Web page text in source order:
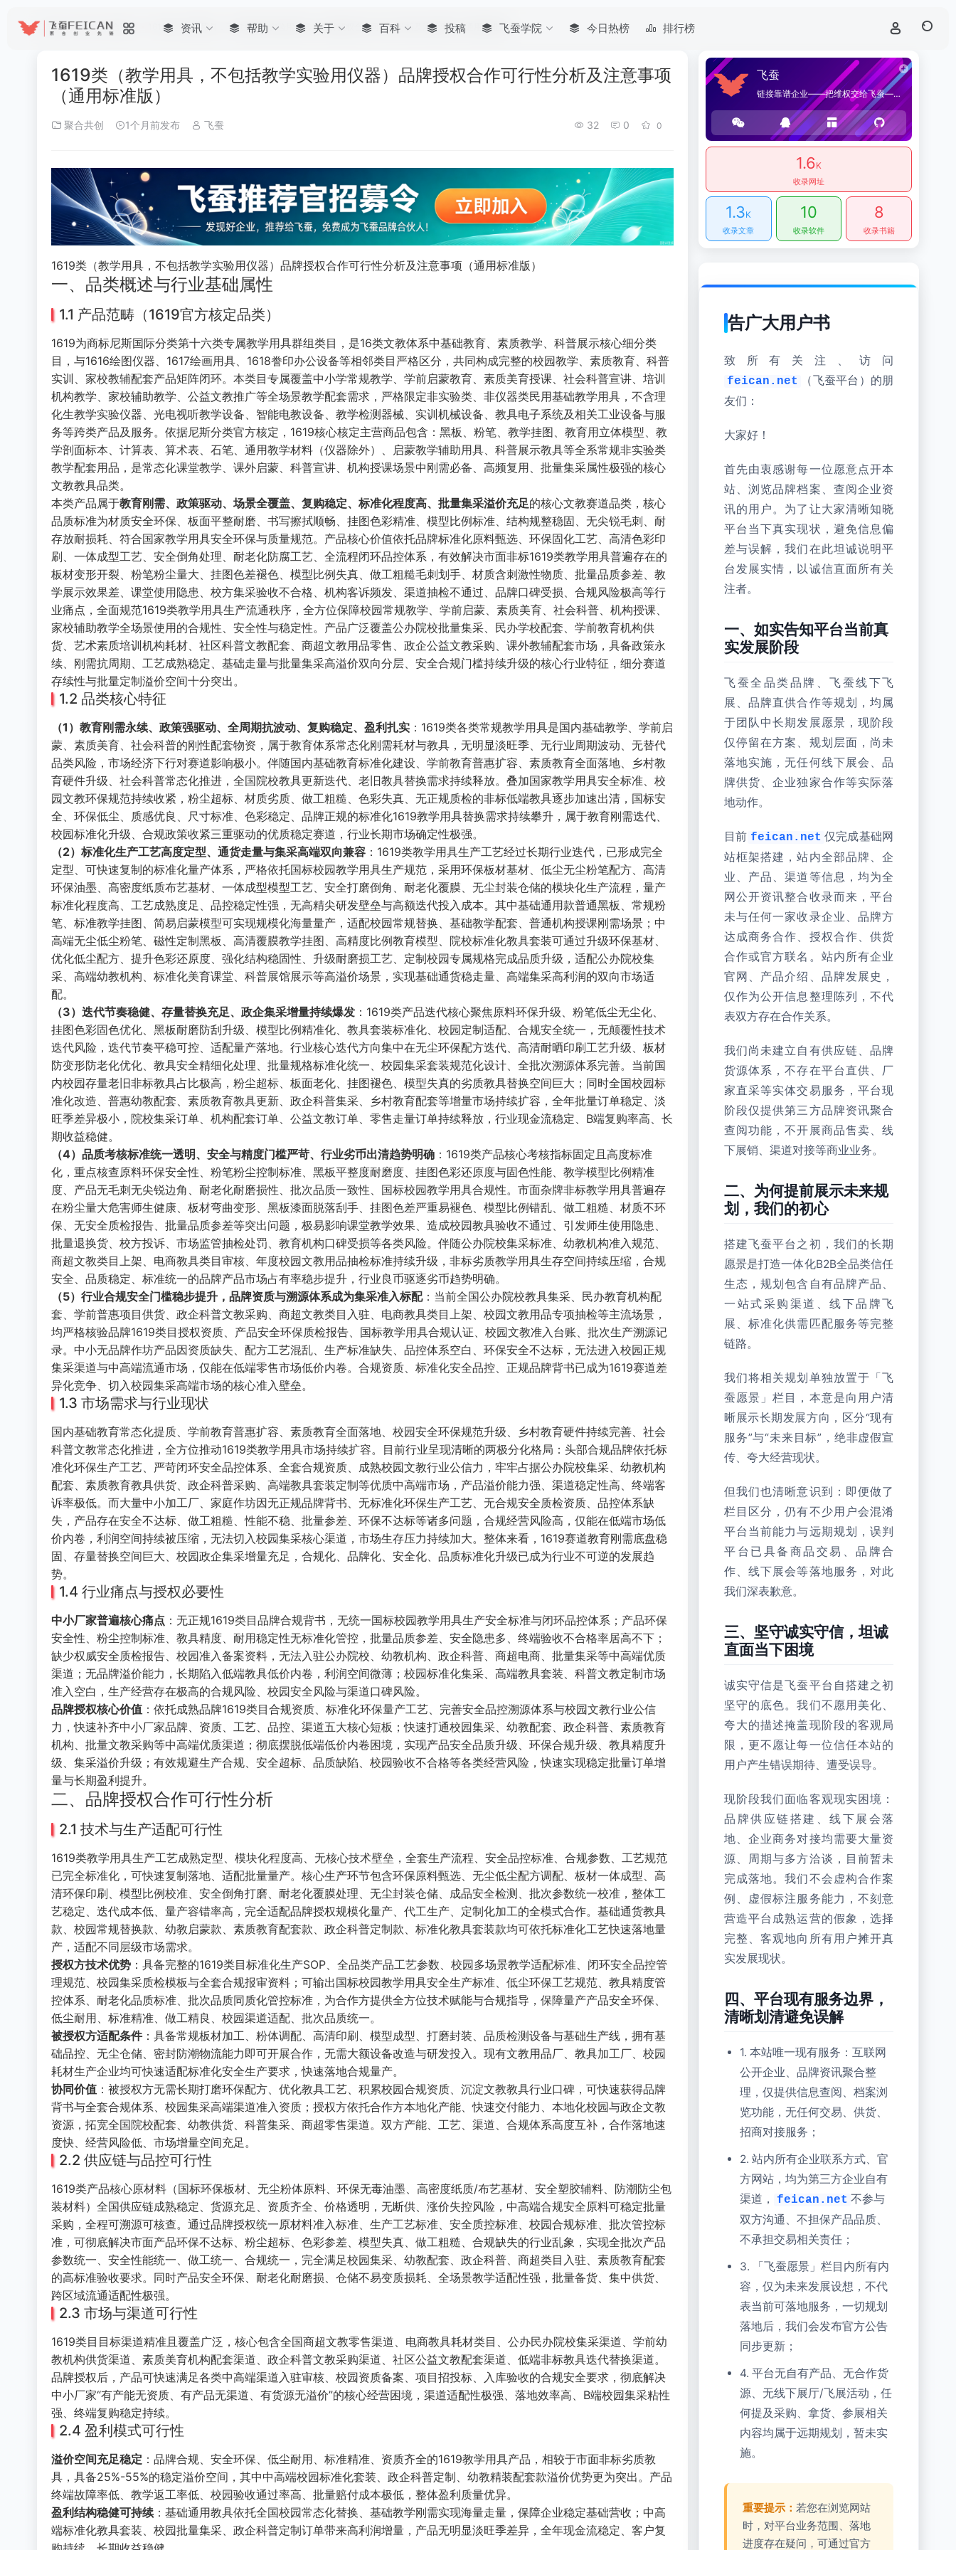
资讯 帮助 关于 百科 投稿 飞蚕学院 今日热榜 排行榜
首页 • 帮助 • 聚合共创 1619类（教学用具，不包括教学实验用仪器）品牌授权合作可行性分析及注意事项（通用标准版）
1619类（教学用具，不包括教学实验用仪器）品牌授权合作可行性分析及注意事项
（通用标准版）
聚合共创 1个月前发布 飞蚕 32 0 0
1619类（教学用具，不包括教学实验用仪器）品牌授权合作可行性分析及注意事项（通用标准版）
一、品类概述与行业基础属性
1.1 产品范畴（1619官方核定品类）
1619为商标尼斯国际分类第十六类专属教学用具群组类目，是16类文教体系中基础教育、素质教学、科普展示核心细分类
目，与1616绘图仪器、1617绘画用具、1618誊印办公设备等相邻类目严格区分，共同构成完整的校园教学、素质教育、科普
实训、家校教辅配套产品矩阵闭环。本类目专属覆盖中小学常规教学、学前启蒙教育、素质美育授课、社会科普宣讲、培训
机构教学、家校辅助教学、公益文教推广等全场景教学配套需求，严格限定非实验类、非仪器类民用基础教学用具，不含理
化生教学实验仪器、光电视听教学设备、智能电教设备、教学检测器械、实训机械设备、教具电子系统及相关工业设备与服
务等跨类产品及服务。依据尼斯分类官方核定，1619核心核定主营商品包含：黑板、粉笔、教学挂图、教育用立体模型、教
学剖面标本、计算表、算术表、石笔、通用教学材料（仪器除外）、启蒙教学辅助用具、科普展示教具等全系常规非实验类
教学配套用品，是常态化课堂教学、课外启蒙、科普宣讲、机构授课场景中刚需必备、高频复用、批量集采属性极强的核心
文教教具品类。
本类产品属于教育刚需、政策驱动、场景全覆盖、复购稳定、标准化程度高、批量集采溢价充足的核心文教赛道品类，核心
品质标准为材质安全环保、板面平整耐磨、书写擦拭顺畅、挂图色彩精准、模型比例标准、结构规整稳固、无尖锐毛刺、耐
存放耐损耗、符合国家教学用具安全环保与质量规范。产品核心价值依托品牌标准化原料甄选、环保固化工艺、高清色彩印
刷、一体成型工艺、安全倒角处理、耐老化防腐工艺、全流程闭环品控体系，有效解决市面非标1619类教学用具普遍存在的
板材变形开裂、粉笔粉尘量大、挂图色差褪色、模型比例失真、做工粗糙毛刺划手、材质含刺激性物质、批量品质参差、教
学展示效果差、课堂使用隐患、校方集采验收不合格、机构客诉频发、渠道抽检不通过、品牌口碑受损、合规风险极高等行
业痛点，全面规范1619类教学用具生产流通秩序，全方位保障校园常规教学、学前启蒙、素质美育、社会科普、机构授课、
家校辅助教学全场景使用的合规性、安全性与稳定性。产品广泛覆盖公办院校批量集采、民办学校配套、学前教育机构供
货、艺术素质培训机构耗材、社区科普文教配套、商超文教用品零售、政企公益文教采购、课外教辅配套市场，具备政策永
续、刚需抗周期、工艺成熟稳定、基础走量与批量集采高溢价双向分层、安全合规门槛持续升级的核心行业特征，细分赛道
存续性与批量定制溢价空间十分突出。
1.2 品类核心特征
（1）教育刚需永续、政策强驱动、全周期抗波动、复购稳定、盈利扎实 ：1619类各类常规教学用具是国内基础教学、学前启
蒙、素质美育、社会科普的刚性配套物资，属于教育体系常态化刚需耗材与教具，无明显淡旺季、无行业周期波动、无替代
品类风险，市场经济下行对赛道影响极小。伴随国内基础教育标准化建设、学前教育普惠扩容、素质教育全面落地、乡村教
育硬件升级、社会科普常态化推进，全国院校教具更新迭代、老旧教具替换需求持续释放。叠加国家教学用具安全标准、校
园文教环保规范持续收紧，粉尘超标、材质劣质、做工粗糙、色彩失真、无正规质检的非标低端教具逐步加速出清，国标安
全、环保低尘、质感优良、尺寸标准、色彩稳定、品牌正规的标准化1619教学用具替换需求持续攀升，属于教育刚需迭代、
校园标准化升级、合规政策收紧三重驱动的优质稳定赛道，行业长期市场确定性极强。
（2）标准化生产工艺高度定型、通货走量与集采高端双向兼容 ：1619类教学用具生产工艺经过长期行业迭代，已形成完全
定型、可快速复制的标准化量产体系，严格依托国标校园教学用具生产规范，采用环保板材基材、低尘无尘粉笔配方、高清
环保油墨、高密度纸质布艺基材、一体成型模型工艺、安全打磨倒角、耐老化覆膜、无尘封装仓储的模块化生产流程，量产
标准化程度高、工艺成熟度足、品控稳定性强，无高精尖研发壁垒与高额迭代投入成本。其中基础通用款普通黑板、常规粉
笔、标准教学挂图、简易启蒙模型可实现规模化海量量产，适配校园常规替换、基础教学配套、普通机构授课刚需场景；中
高端无尘低尘粉笔、磁性定制黑板、高清覆膜教学挂图、高精度比例教育模型、院校标准化教具套装可通过升级环保基材、
优化低尘配方、提升色彩还原度、强化结构稳固性、升级耐磨损工艺、定制校园专属规格完成品质升级，适配公办院校集
采、高端幼教机构、标准化美育课堂、科普展馆展示等高溢价场景，实现基础通货稳走量、高端集采高利润的双向市场适
配。
（3）迭代节奏稳健、存量替换充足、政企集采增量持续爆发 ：1619类产品迭代核心聚焦原料环保升级、粉笔低尘无尘化、
挂图色彩固色优化、黑板耐磨防刮升级、模型比例精准化、教具套装标准化、校园定制适配、合规安全统一，无颠覆性技术
迭代风险，迭代节奏平稳可控、适配量产落地。行业核心迭代方向集中在无尘环保配方迭代、高清耐晒印刷工艺升级、板材
防变形防老化优化、教具安全精细化处理、批量规格标准化统一、校园集采套装规范化设计、全批次溯源体系完善。当前国
内校园存量老旧非标教具占比极高，粉尘超标、板面老化、挂图褪色、模型失真的劣质教具替换空间巨大；同时全国校园标
准化改造、普惠幼教配套、素质教育教具更新、政企科普集采、乡村教育配套等增量市场持续扩容，全年批量订单稳定、淡
旺季差异极小，院校集采订单、机构配套订单、公益文教订单、零售走量订单持续释放，行业现金流稳定、B端复购率高、长
期收益稳健。
（4）品质考核标准统一透明、安全与精度门槛严苛、行业劣币出清趋势明确 ：1619类产品核心考核指标固定且高度标准
化，重点核查原料环保安全性、粉笔粉尘控制标准、黑板平整度耐磨度、挂图色彩还原度与固色性能、教学模型比例精准
度、产品无毛刺无尖锐边角、耐老化耐磨损性、批次品质一致性、国标校园教学用具合规性。市面杂牌非标教学用具普遍存
在粉尘量大危害师生健康、板材弯曲变形、黑板漆面脱落刮手、挂图色差严重易褪色、模型比例错乱、做工粗糙、材质不环
保、无安全质检报告、批量品质参差等突出问题，极易影响课堂教学效果、造成校园教具验收不通过、引发师生使用隐患、
批量退换货、校方投诉、市场监管抽检处罚、教育机构口碑受损等各类风险。伴随公办院校集采标准、幼教机构准入规范、
商超文教类目上架、电商教具类目审核、年度校园文教用品抽检标准持续升级，非标劣质教学用具生存空间持续压缩，合规
安全、品质稳定、标准统一的品牌产品市场占有率稳步提升，行业良币驱逐劣币趋势明确。
（5）行业合规安全门槛稳步提升，品牌资质与溯源体系成为集采准入标配：当前全国公办院校教具集采、民办教育机构配
套、学前普惠项目供货、政企科普文教采购、商超文教类目入驻、电商教具类目上架、校园文教用品专项抽检等主流场景，
均严格核验品牌1619类目授权资质、产品安全环保质检报告、国标教学用具合规认证、校园文教准入台账、批次生产溯源记
录。中小无品牌作坊产品因资质缺失、配方工艺混乱、生产标准缺失、品控体系空白、环保安全不达标，无法进入校园正规
集采渠道与中高端流通市场，仅能在低端零售市场低价内卷。合规资质、标准化安全品控、正规品牌背书已成为1619赛道差
异化竞争、切入校园集采高端市场的核心准入壁垒。
1.3 市场需求与行业现状
国内基础教育常态化提质、学前教育普惠扩容、素质教育全面落地、校园安全环保规范升级、乡村教育硬件持续完善、社会
科普文教常态化推进，全方位推动1619类教学用具市场持续扩容。目前行业呈现清晰的两极分化格局：头部合规品牌依托标
准化环保生产工艺、严苛闭环安全品控体系、全套合规资质、成熟校园文教行业公信力，牢牢占据公办院校集采、幼教机构
配套、素质教育教具供货、政企科普采购、高端教具套装定制等优质中高端市场，产品溢价能力强、渠道稳定性高、终端客
诉率极低。而大量中小加工厂、家庭作坊因无正规品牌背书、无标准化环保生产工艺、无合规安全质检资质、品控体系缺
失，产品存在安全不达标、做工粗糙、性能不稳、批量参差、环保不达标等诸多问题，合规经营风险高，仅能在低端市场低
价内卷，利润空间持续被压缩，无法切入校园集采核心渠道，市场生存压力持续加大。整体来看，1619赛道教育刚需底盘稳
固、存量替换空间巨大、校园政企集采增量充足，合规化、品牌化、安全化、品质标准化升级已成为行业不可逆的发展趋
势。
1.4 行业痛点与授权必要性
中小厂家普遍核心痛点 ：无正规1619类目品牌合规背书，无统一国标校园教学用具生产安全标准与闭环品控体系；产品环保
安全性、粉尘控制标准、教具精度、耐用稳定性无标准化管控，批量品质参差、安全隐患多、终端验收不合格率居高不下；
缺少权威安全质检报告、校园准入备案资料，无法入驻公办院校、幼教机构、政企科普、商超电商、批量集采等中高端优质
渠道；无品牌溢价能力，长期陷入低端教具低价内卷，利润空间微薄；校园标准化集采、高端教具套装、科普文教定制市场
准入空白，生产经营存在极高的合规风险、校园安全风险与渠道口碑风险。
品牌授权核心价值 ：依托成熟品牌1619类目合规资质、标准化环保量产工艺、完善安全品控溯源体系与校园文教行业公信
力，快速补齐中小厂家品牌、资质、工艺、品控、渠道五大核心短板；快速打通校园集采、幼教配套、政企科普、素质教育
机构、批量文教采购等中高端优质渠道；彻底摆脱低端低价内卷困境，实现产品安全品质升级、环保合规升级、教具精度升
级、集采溢价升级；有效规避生产合规、安全超标、品质缺陷、校园验收不合格等各类经营风险，快速实现稳定批量订单增
量与长期盈利提升。
二、品牌授权合作可行性分析
2.1 技术与生产适配可行性
1619类教学用具生产工艺成熟定型、模块化程度高、无核心技术壁垒，全套生产流程、安全品控标准、合规参数、工艺规范
已完全标准化，可快速复制落地、适配批量量产。核心生产环节包含环保原料甄选、无尘低尘配方调配、板材一体成型、高
清环保印刷、模型比例校准、安全倒角打磨、耐老化覆膜处理、无尘封装仓储、成品安全检测、批次参数统一校准，整体工
艺稳定、迭代成本低、量产容错率高，完全适配品牌授权规模化量产、代工生产、定制化加工的全模式合作。基础通货教具
款、校园常规替换款、幼教启蒙款、素质教育配套款、政企科普定制款、标准化教具套装款均可依托标准化工艺快速落地量
产，适配不同层级市场需求。
授权方技术优势 ：具备完整的1619类目标准化生产SOP、全品类产品工艺参数、校园多场景教学适配标准、闭环安全品控管
理规范、校园集采质检模板与全套合规报审资料；可输出国标校园教学用具安全生产标准、低尘环保工艺规范、教具精度管
控体系、耐老化品质标准、批次品质同质化管控标准，为合作方提供全方位技术赋能与合规指导，保障量产产品安全环保、
低尘耐用、标准精准、做工精良、校园渠道适配、批次品质统一。
被授权方适配条件：具备常规板材加工、粉体调配、高清印刷、模型成型、打磨封装、品质检测设备与基础生产线，拥有基
础品控、无尘仓储、密封防潮物流能力即可开展合作，无需大额设备改造与研发投入。现有文教用品厂、教具加工厂、校园
耗材生产企业均可快速适配标准化安全生产要求，快速落地合规量产。
协同价值 ：被授权方无需长期打磨环保配方、优化教具工艺、积累校园合规资质、沉淀文教教具行业口碑，可快速获得品牌
背书与全套合规体系、校园集采高端渠道准入资质；授权方依托合作方本地化产能、快速交付能力、本地化校园与政企文教
资源，拓宽全国院校配套、幼教供货、科普集采、商超零售渠道。双方产能、工艺、渠道、合规体系高度互补，合作落地速
度快、经营风险低、市场增量空间充足。
2.2 供应链与品控可行性
1619类产品核心原材料（国标环保板材、无尘粉体原料、环保无毒油墨、高密度纸质/布艺基材、安全塑胶辅料、防潮防尘包
装材料）全国供应链成熟稳定、货源充足、资质齐全、价格透明，无断供、涨价失控风险，中高端合规安全原料可稳定批量
采购，全程可溯源可核查。通过品牌授权统一原材料准入标准、生产工艺标准、安全质控标准、校园合规标准、批次管控标
准，可彻底解决市面产品环保不达标、粉尘超标、色彩参差、模型失真、做工粗糙、合规缺失的行业乱象，实现全批次产品
参数统一、安全性能统一、做工统一、合规统一，完全满足校园集采、幼教配套、政企科普、商超类目入驻、素质教育配套
的高标准验收要求。同时产品安全环保、耐老化耐磨损、仓储不易变质损耗、全场景教学适配性强，批量备货、集中供货、
跨区域流通适配性极强。
2.3 市场与渠道可行性
1619类目目标渠道精准且覆盖广泛，核心包含全国商超文教零售渠道、电商教具耗材类目、公办民办院校集采渠道、学前幼
教机构供货渠道、素质美育机构配套渠道、政企科普文教采购渠道、社区公益文教配套渠道、低端非标教具迭代替换渠道。
品牌授权后，产品可快速满足各类中高端渠道入驻审核、校园资质备案、项目招投标、入库验收的合规安全要求，彻底解决
中小厂家“有产能无资质、有产品无渠道、有货源无溢价”的核心经营困境，渠道适配性极强、落地效率高、B端校园集采粘性
强、终端复购稳定持续。
2.4 盈利模式可行性
溢价空间充足稳定 ：品牌合规、安全环保、低尘耐用、标准精准、资质齐全的1619教学用具产品，相较于市面非标劣质教
具，具备25%-55%的稳定溢价空间，其中中高端校园标准化套装、政企科普定制、幼教精装配套款溢价优势更为突出。产品
终端故障率低、教学返工率低、校园验收通过率高、批量赔付成本极低，整体盈利质量优异。
盈利结构稳健可持续：基础通用教具依托全国校园常态化替换、基础教学刚需实现海量走量，保障企业稳定基础营收；中高
端标准化教具套装、校园批量集采、政企科普定制订单带来高利润增量，产品无明显淡旺季差异，全年现金流稳定、客户复
飞蚕
链接靠谱企业——把维权交给飞蚕——海桑贸易官方网站，提供优质企业导航和商品导购服务。
1.6K
收录网址
1.3K
收录文章
10
收录软件
8
收录书籍
告广大用户书
致所有关注、访问
feican.net
（飞蚕平台）的朋
友们：
大家好！
首先由衷感谢每一位愿意点开本
站、浏览品牌档案、查阅企业资
讯的用户。为了让大家清晰知晓
平台当下真实现状，避免信息偏
差与误解，我们在此坦诚说明平
台发展实情，以诚信直面所有关
注者。
一、如实告知平台当前真
实发展阶段
飞蚕全品类品牌、飞蚕线下飞
展、品牌直供合作等规划，均属
于团队中长期发展愿景，现阶段
仅停留在方案、规划层面，尚未
落地实施，无任何线下展会、品
牌供货、企业独家合作等实际落
地动作。
目前 feican.net 仅完成基础网
站框架搭建，站内全部品牌、企
业、产品、渠道等信息，均为全
网公开资讯整合收录而来，平台
未与任何一家收录企业、品牌方
达成商务合作、授权合作、供货
合作或官方联名。站内所有企业
官网、产品介绍、品牌发展史，
仅作为公开信息整理陈列，不代
表双方存在合作关系。
我们尚未建立自有供应链、品牌
货源体系，不存在平台直供、厂
家直采等实体交易服务，平台现
阶段仅提供第三方品牌资讯聚合
查阅功能，不开展商品售卖、线
下展销、渠道对接等商业业务。
二、为何提前展示未来规
划，我们的初心
搭建飞蚕平台之初，我们的长期
愿景是打造一体化B2B全品类信任
生态，规划包含自有品牌产品、
一站式采购渠道、线下品牌飞
展、标准化供需匹配服务等完整
链路。
我们将相关规划单独放置于「飞
蚕愿景」栏目，本意是向用户清
晰展示长期发展方向，区分“现有
服务”与“未来目标”，绝非虚假宣
传、夸大经营现状。
但我们也清晰意识到：即便做了
栏目区分，仍有不少用户会混淆
平台当前能力与远期规划，误判
平台已具备商品交易、品牌合
作、线下展会等落地服务，对此
我们深表歉意。
三、坚守诚实守信，坦诚
直面当下困境
诚实守信是飞蚕平台自搭建之初
坚守的底色。我们不愿用美化、
夸大的描述掩盖现阶段的客观局
限，更不愿让每一位信任本站的
用户产生错误期待、遭受误导。
现阶段我们面临客观现实困境：
品牌供应链搭建、线下展会落
地、企业商务对接均需要大量资
源、周期与多方洽谈，目前暂未
完成落地。我们不会虚构合作案
例、虚假标注服务能力，不刻意
营造平台成熟运营的假象，选择
完整、客观地向所有用户摊开真
实发展现状。
四、平台现有服务边界，
清晰划清避免误解
1. 本站唯一现有服务：互联网
公开企业、品牌资讯聚合整
理，仅提供信息查阅、档案浏
览功能，无任何交易、供货、
招商对接服务；
2. 站内所有企业联系方式、官
方网站，均为第三方企业自有
渠道，
feican.net 不参与
双方沟通、不担保产品品质、
不承担交易相关责任；
3. 「飞蚕愿景」栏目内所有内
容，仅为未来发展设想，不代
表当前可落地服务，一切规划
落地后，我们会发布官方公告
同步更新；
4. 平台无自有产品、无合作货
源、无线下展厅/飞展活动，任
何提及采购、拿货、参展相关
内容均属于远期规划，暂未实
施。
重要提示： 若您在浏览网站
时，对平台业务范围、落地
进度存在疑问，可通过官方